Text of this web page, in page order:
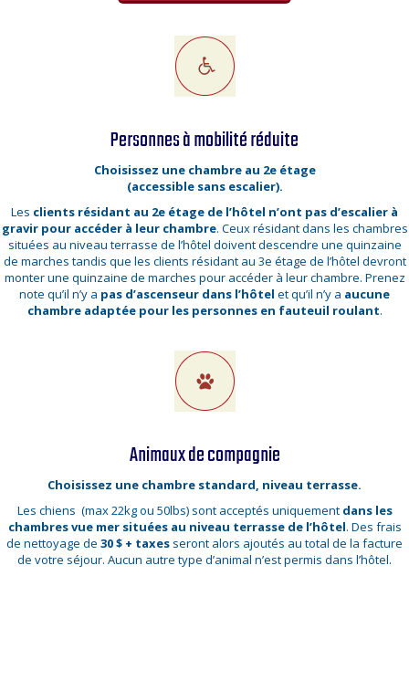
Personnes à mobilité réduite
Choisissez une chambre au 2e étage
(accessible sans escalier).
Les clients résidant au 2e étage de l’hôtel n’ont pas d’escalier à
gravir pour accéder à leur chambre. Ceux résidant dans les chambres
situées au niveau terrasse de l’hôtel doivent descendre une quinzaine
de marches tandis que les clients résidant au 3e étage de l’hôtel devront
monter une quinzaine de marches pour accéder à leur chambre. Prenez
note qu’il n’y a pas d’ascenseur dans l’hôtel et qu’il n’y a aucune
chambre adaptée pour les personnes en fauteuil roulant.
Animaux de compagnie
Choisissez une chambre standard, niveau terrasse.
Les chiens (max 22kg ou 50lbs) sont acceptés uniquement dans les
chambres vue mer situées au niveau terrasse de l’hôtel. Des frais
de nettoyage de 30 $ + taxes seront alors ajoutés au total de la facture
de votre séjour. Aucun autre type d’animal n’est permis dans l’hôtel.